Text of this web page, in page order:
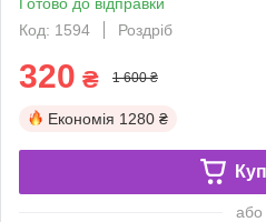
Код: 1594
Роздріб
320 ₴ 1 600 ₴
Економія 1280 ₴
або